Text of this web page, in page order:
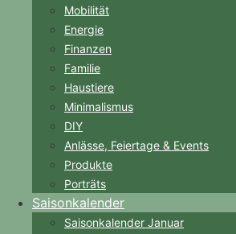
Mobilität
Energie
Finanzen
Familie
Haustiere
Minimalismus
DIY
Anlässe, Feiertage & Events
Produkte
Porträts
Saisonkalender
Saisonkalender Januar